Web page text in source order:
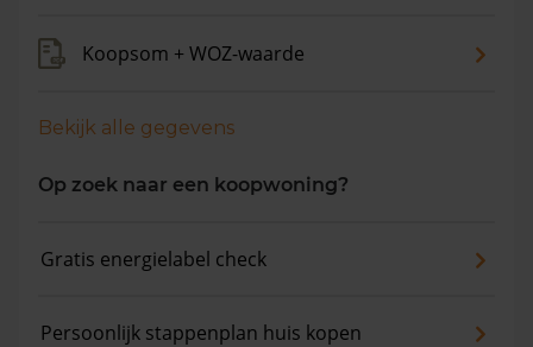
Koopsom + WOZ-waarde
Bekijk alle gegevens
Op zoek naar een koopwoning?
Gratis energielabel check
Persoonlijk stappenplan huis kopen